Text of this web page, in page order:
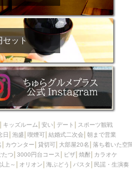
サプライズ
時間無制飲み放題
地中海料理
鍋
時間が安い
菜巻き串
ジンギスカン
リアン
古島駅周辺
炉端焼き
ふぐ料理
（ビュッフェ）
ニュー
おでん
セット
キッズルーム 安い デート
スポーツ観戦
日 泡盛 喫煙可 結婚式二次会 朝まで営業
カウンター 貸切可 大部屋20名
落ち着いた空間
たつ 3000円台コース ピザ 焼酎
カラオケ
上～ オリオン 海ぶどう パスタ
民謡・生演奏